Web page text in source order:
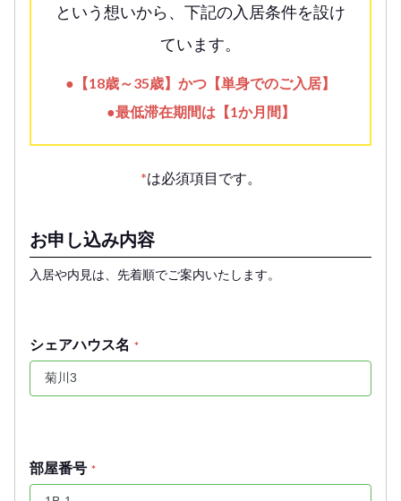
という想いから、下記の入居条件を設け
ています。
●【18歳～35歳】かつ【単身でのご入居】
●最低滞在期間は【1か月間】
*は必須項目です。
お申し込み内容
入居や内見は、先着順でご案内いたします。
シェアハウス名 *
部屋番号 *